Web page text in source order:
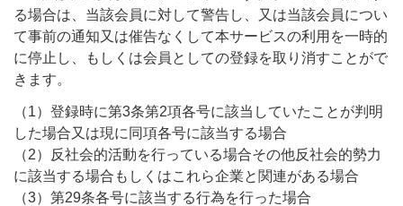
る場合は、当該会員に対して警告し、又は当該会員につい
て事前の通知又は催告なくして本サービスの利用を一時的
に停止し、もしくは会員としての登録を取り消すことがで
きます。
（1）登録時に第3条第2項各号に該当していたことが判明
した場合又は現に同項各号に該当する場合
（2）反社会的活動を行っている場合その他反社会的勢力
に該当する場合もしくはこれら企業と関連がある場合
（3）第29条各号に該当する行為を行った場合